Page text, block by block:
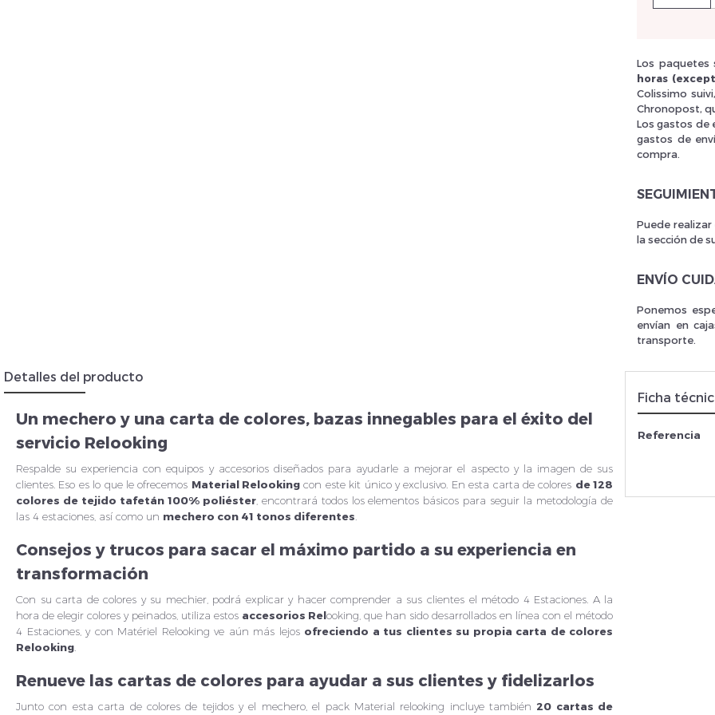
Inscrivez vous et ainsi bénéficier des tarifs professionnelLos paquetes
horas
Colissimo
Chronopost,
Los gastos de
gastos de
compra.
Puede
la sección de
ENVÍO
Ponemos
envían en
transporte.
Detalles del producto
Un mechero y una carta de colores, bazas innegables para el éxito del
servicio Relooking
Respalde su experiencia con equipos y accesorios diseñados para ayudarle a mejorar el aspecto y la imagen de sus
clientes. Eso es lo que le ofrecemos Material Relooking con este kit único y exclusivo. En esta carta de colores de 128
colores de tejido tafetán 100% poliéster, encontrará todos los elementos básicos para seguir la metodología de
las 4 estaciones, así como un mechero con 41 tonos diferentes
Consejos y trucos para sacar el máximo partido a su experiencia en
transformación
Con su carta de colores y su mechier, podrá explicar y hacer comprender a sus clientes el método 4 Estaciones. A la
hora de elegir colores y peinados, utiliza estos accesorios Relooking, que han sido desarrollados en línea con el método
4 Estaciones, y con Matériel Relooking ve aún más lejos ofreciendo a tus clientes su propia carta de colores
Relooking
Renueve las cartas de colores para ayudar a sus clientes y fidelizarlos
Junto con esta carta de colores de tejidos y el mechero, el pack Material relooking incluye también 20 cartas de
Ficha
Referencia